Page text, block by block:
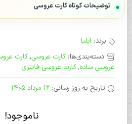
توضیحات کوتاه کارت عروسی
برند: ایلیا
دسته‌بندی‌ها:کارت عروسی,کارت
عروسی ساده,کارت عروسی فانتزی
تاریخ به روز رسانی: 12 مرداد 1405
ناموجود!